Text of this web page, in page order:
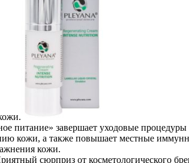
питание» завершает уходовые
кожи, а также повышает местные
кожи.
сюрприз от косметологического